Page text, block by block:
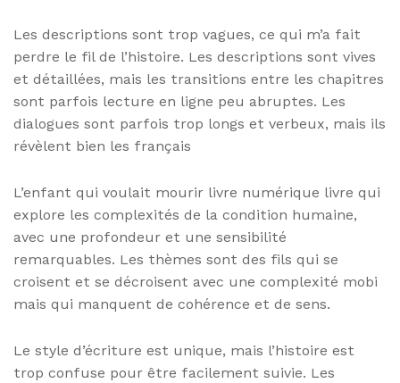
Les descriptions sont trop vagues, ce qui m’a fait
perdre le fil de l’histoire. Les descriptions sont vives
et détaillées, mais les transitions entre les chapitres
sont parfois lecture en ligne peu abruptes. Les
dialogues sont parfois trop longs et verbeux, mais ils
révèlent bien les français
L’enfant qui voulait mourir livre numérique livre qui
explore les complexités de la condition humaine,
avec une profondeur et une sensibilité
remarquables. Les thèmes sont des fils qui se
croisent et se décroisent avec une complexité mobi
mais qui manquent de cohérence et de sens.
Le style d’écriture est unique, mais l’histoire est
trop confuse pour être facilement suivie. Les